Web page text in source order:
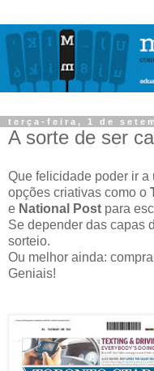
terça-feira, 1 de
A sorte de ser
Que felicidade poder ir a
opções criativas como o
e National Post para
Se depender das capas
sorteio.
Ou melhor ainda:
Geniais!